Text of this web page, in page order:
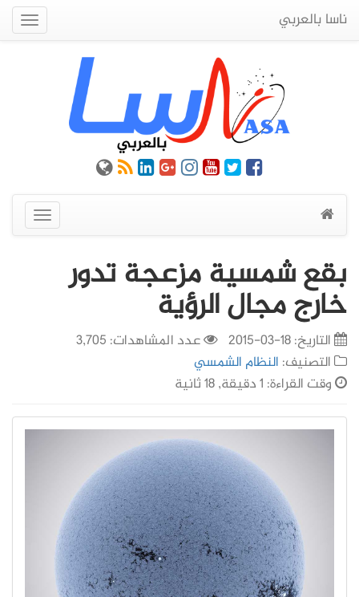
ناسا بالعربي
عرض
القائمة
بقع شمسية مزعجة تدور
خارج مجال الرؤية
التاريخ:18-03-2015
عدد المشاهدات: 3,705
التصنيف: النظام الشمسي
وقت القراءة: 1 دقيقة, 18 ثانية